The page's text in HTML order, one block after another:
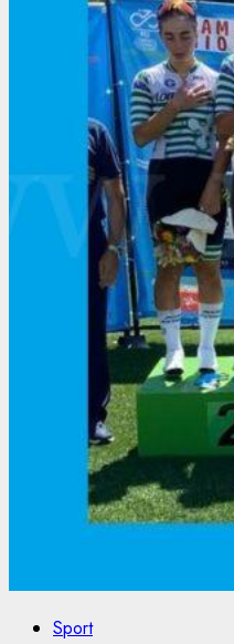
Sport